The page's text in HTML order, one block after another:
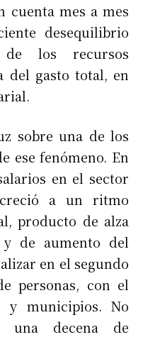
cuenta mes a mes
desequilibrio
los recursos
gasto total, en
sobre una de los
ese fenómeno. En
en el sector
a un ritmo
producto de alza
de aumento del
en el segundo
personas, con el
y municipios. No
una decena de